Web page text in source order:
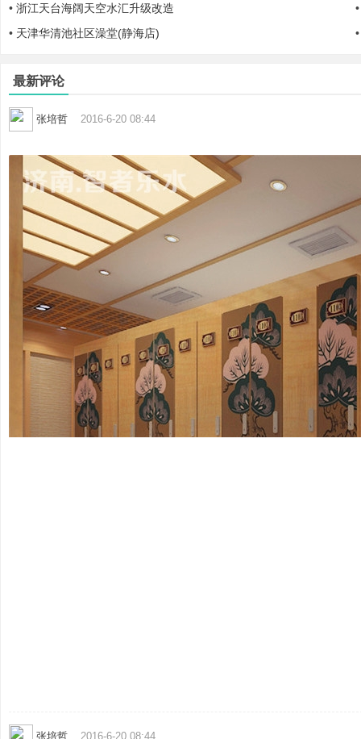
• 浙江天台海阔天空水汇升级改造
• 天津华清池社区澡堂(静海店)
最新评论
张培哲 2016-6-20 08:44
张培哲 2016-6-20 08:44